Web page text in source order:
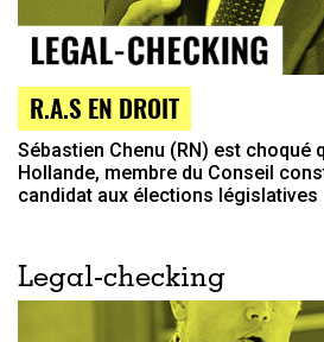
R.A.S EN DROIT
Sébastien Chenu (RN) est choqué
Hollande, membre du Conseil
candidat aux élections législatives
Legal-checking